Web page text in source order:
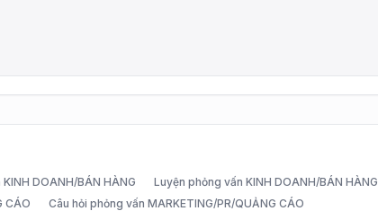
DOANH/BÁN HÀNG Luyện phỏng vấn KINH DOANH/BÁN HÀNG
CÁO
Câu hỏi phỏng vấn MARKETING/PR/QUẢNG CÁO